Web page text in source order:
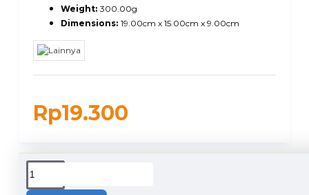
Rp19.300
Weight: 300.00g
Dimensions: 19.00cm x 15.00cm x 9.00cm
DUKUNGAN PENGIRIMAN